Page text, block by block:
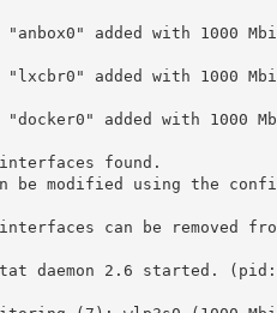
added with 1000 Mbi
added with 1000 Mbi
added with 1000 Mb
found.
be modified using the confi
can be removed fro
daemon 2.6 started. (pid: